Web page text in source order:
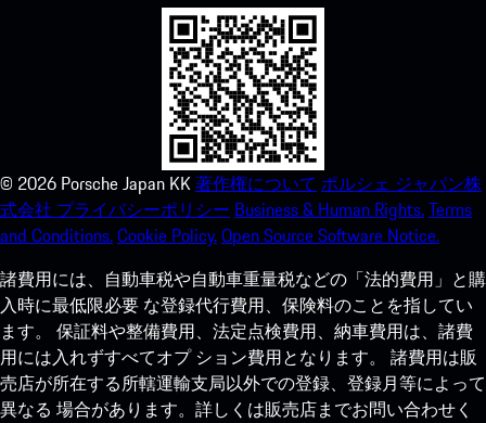
© 2026 Porsche Japan KK著作権について ポルシェ ジャパン株
式会社 プライバシーポリシー Business & Human Rights.Terms
and Conditions.Cookie Policy.Open Source Software Notice.
諸費用には、自動車税や自動車重量税などの「法的費用」と購
入時に最低限必要 な登録代行費用、保険料のことを指してい
ます。 保証料や整備費用、法定点検費用、納車費用は、諸費
用には入れずすべてオプ ション費用となります。 諸費用は販
売店が所在する所轄運輸支局以外での登録、登録月等によって
異なる 場合があります。詳しくは販売店までお問い合わせく